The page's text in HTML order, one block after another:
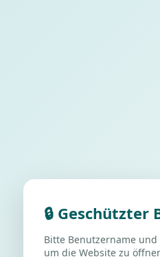
🔒 Geschützter
Bitte Benutzername
um die Website zu